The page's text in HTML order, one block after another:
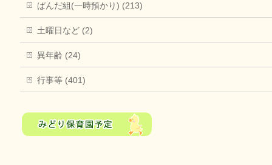
ぱんだ組(一時預かり) (213)
土曜日など (2)
異年齢 (24)
行事等 (401)